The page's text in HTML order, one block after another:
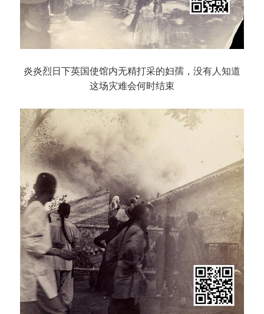
炎炎烈日下英国使馆内无精打采的妇孺，没有人知道
这场灾难会何时结束